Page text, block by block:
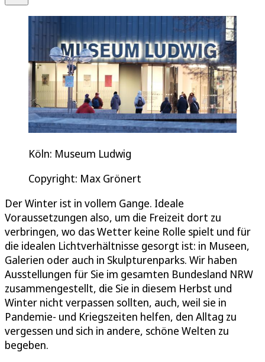
Köln: Museum Ludwig
Copyright: Max Grönert
Der Winter ist in vollem Gange. Ideale
Voraussetzungen also, um die Freizeit dort zu
verbringen, wo das Wetter keine Rolle spielt und für
die idealen Lichtverhältnisse gesorgt ist: in Museen,
Galerien oder auch in Skulpturenparks. Wir haben
Ausstellungen für Sie im gesamten Bundesland NRW
zusammengestellt, die Sie in diesem Herbst und
Winter nicht verpassen sollten, auch, weil sie in
Pandemie- und Kriegszeiten helfen, den Alltag zu
vergessen und sich in andere, schöne Welten zu
begeben.